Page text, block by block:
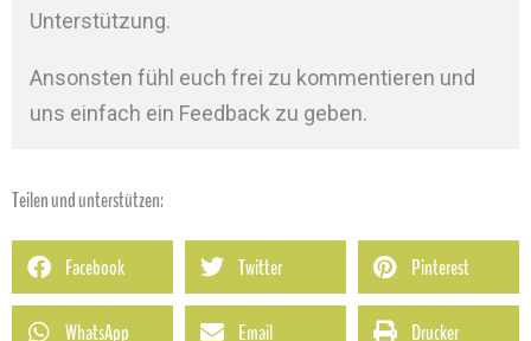
Unterstützung.
Ansonsten fühl euch frei zu kommentieren und
uns einfach ein Feedback zu geben.
Teilen und unterstützen:
Facebook Twitter Pinterest
WhatsApp Email Drucker